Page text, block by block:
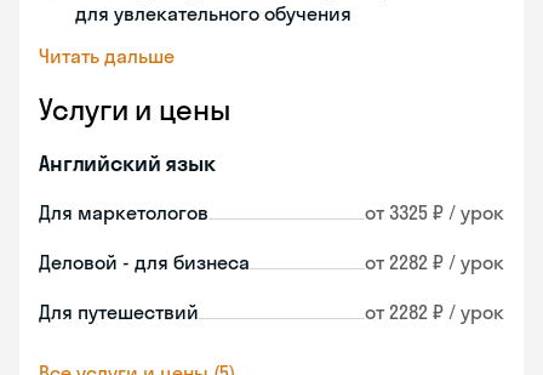
для увлекательного обучения
Читать дальше
Услуги и цены
Английский язык
Для маркетологов от 3325 ₽ / урок
Деловой - для бизнеса от 2282 ₽ / урок
Для путешествий от 2282 ₽ / урок